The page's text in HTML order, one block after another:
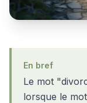
En bref
Le mot
lorsque le